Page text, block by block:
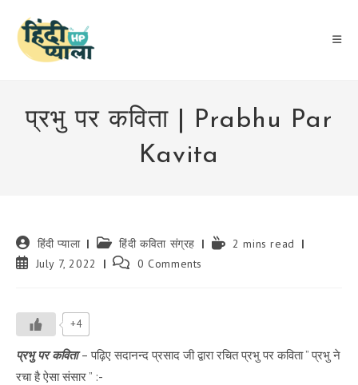
content
प्रभु पर कविता | Prabhu Par
Kavita
Post
author:
हिंदी प्याला
Post
category:
हिंदी कविता संग्रह
Reading2 mins read
PostJuly 7, 2022
Post 0 Comments
+4
प्रभु पर कविता– पढ़िए सदानन्द प्रसाद जी द्वारा रचित प्रभु पर कविता ” प्रभु ने
रचा है ऐसा संसार ” :-